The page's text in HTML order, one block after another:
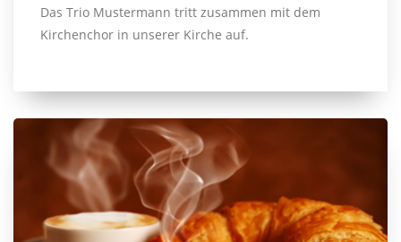
Das Trio Mustermann tritt zusammen mit dem
Kirchenchor in unserer Kirche auf.